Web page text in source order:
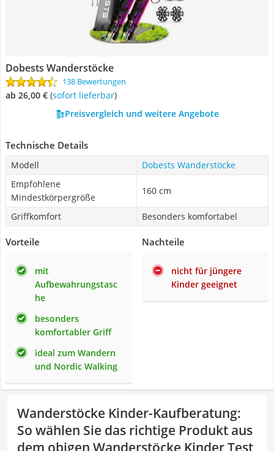
Dobests Wanderstöcke
138 Bewertungen
ab 26,00 € ( Sofort lieferbar)
Preisvergleich und weitere Angebote
Technische Details
Modell
Dobests Wanderstöcke
Empfohlene
Mindestkörpergröße
160 cm
Griffkomfort Besonders komfortabel
Vorteile
mit
Aufbewahrungstasc
he
besonders
komfortabler Griff
ideal zum Wandern
und Nordic Walking
Nachteile
nicht für jüngere
Kinder geeignet
Wanderstöcke Kinder-Kaufberatung:
So wählen Sie das richtige Produkt aus
dem obigen Wanderstöcke Kinder Test